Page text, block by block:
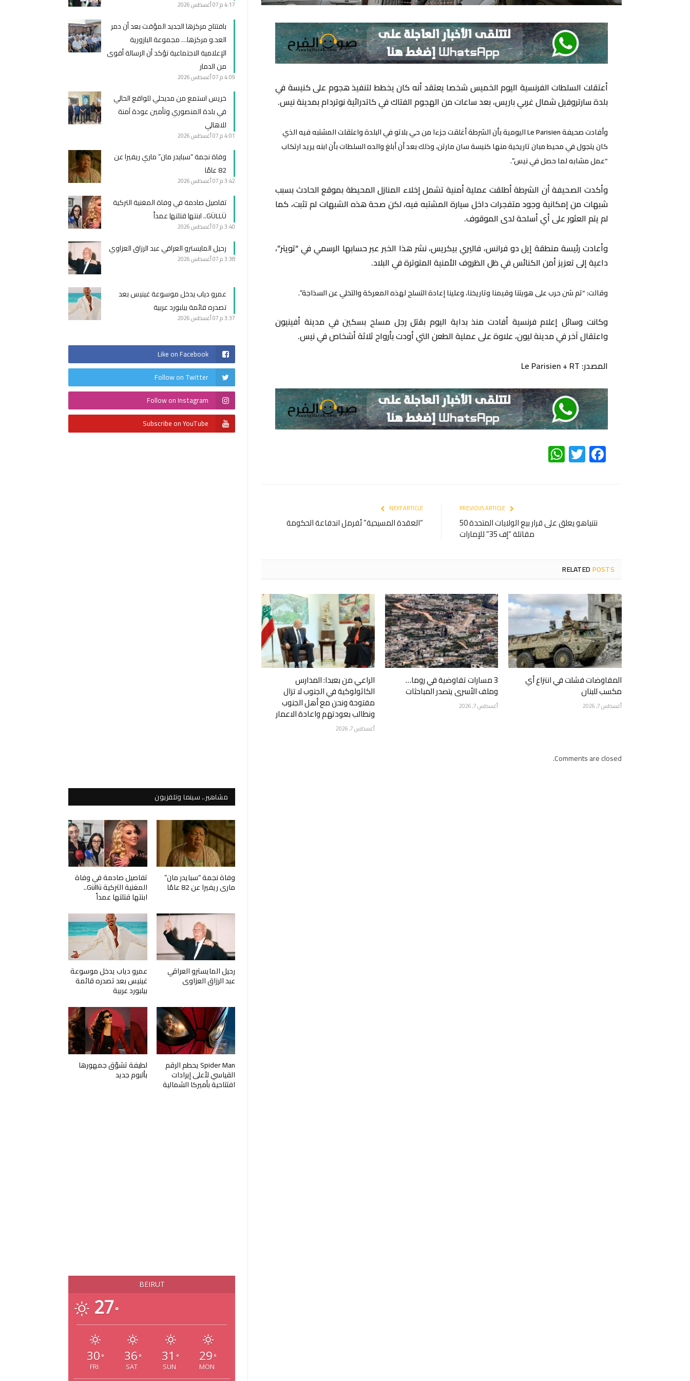
أعتقلت السلطات الفرنسية اليوم الخميس شخصا يعتقد أنه كان يخطط لتنفيذ هجوم على كنيسة في
بلدة سارتروفيل شمال غربي باريس، بعد ساعات من الهجوم الفتاك في كاتدرائية نوتردام بمدينة نيس.
وأفادت صحيفة Le Parisien اليومية بأن الشرطة أغلقت جزءا من حي بلاتو في البلدة واعتقلت المشتبه فيه الذي
كان يتجول في محيط مبان تاريخية منها كنيسة سان مارتن، وذلك بعد أن أبلغ والده السلطات بأن ابنه يريد ارتكاب
“عمل مشابه لما حصل في نيس”.
وأكدت الصحيفة أن الشرطة أطلقت عملية أمنية تشمل إخلاء المنازل المحيطة بموقع الحادث بسبب
شبهات من إمكانية وجود متفجرات داخل سيارة المشتبه فيه، لكن صحة هذه الشبهات لم تثبت، كما
لم يتم العثور على أي أسلحة لدى الموقوف.
وأعادت رئيسة منطقة إيل دو فرانس، فاليري بيكريس، نشر هذا الخبر عبر حسابها الرسمي في “تويتر”،
داعية إلى تعزيز أمن الكنائس في ظل الظروف الأمنية المتوترة في البلاد.
وقالت: “تم شن حرب على هويتنا وقيمنا وتاريخنا، وعلينا إعادة التسلح لهذه المعركة والتخلي عن السذاجة”.
وكانت وسائل إعلام فرنسية أفادت منذ بداية اليوم بقتل رجل مسلح بسكين في مدينة أفينيون
واعتقال آخر في مدينة ليون، علاوة على عملية الطعن التي أودت بأرواح ثلاثة أشخاص في نيس.
المصدر: Le Parisien + RT
Facebook
Twitter
نتنياهو يعلق على قرار بيع الولايات المتحدة 50
مقاتلة “إف 35” للإمارات
NEXT ARTICLE
“العقدة المسيحية” تُفرمل اندفاعة الحكومة
RELATEDPOSTS
المفاوضات فشلت في انتزاع أي
مكسب للبنان
أغسطس 7, 2026
3 مسارات تفاوضية في روما…
وملف الأسرى يتصدر المباحثات
أغسطس 7, 2026
الراعي من بعبدا: المدارس
الكاثولوكية في الجنوب لا تزال
مفتوحة ونحن مع أهل الجنوب
ونطالب بعودتهم واعادة الاعمار
أغسطس 7, 2026
Comments are closed.
4:17 م 07 أغسطس 2026
بافتتاح مركزها الجديد المؤقت بعد أن دمر
العد.و مركزها… مجموعة البازورية
الإعلامية الاجتماعية تؤكد أن الرسالة أقوى
من الدمار
4:09 م 07 أغسطس 2026
خريس استمع من مديحلي للواقع الحالي
في بلدة المنصوري وتأمين عودة آمنة
للاهالي
4:01 م 07 أغسطس 2026
وفاة نجمة “سبايدر مان” ماري ريفيرا عن
82 عامًا
3:42 م 07 أغسطس 2026
تفاصيل صادمة في وفاة المغنية التركية
GÜLLÜ.. ابنتها قتلتها عمداً
3:40 م 07 أغسطس 2026
رحيل المايسترو العراقي عبد الرزاق العزاوي
3:38 م 07 أغسطس 2026
عمرو دياب يدخل موسوعة غينيس بعد
تصدره قائمة بيلبورد عربية
3:37 م 07 أغسطس 2026
Like on Facebook
Follow on Twitter
Follow on Instagram
Subscribe on YouTube
مشاهير.. سينما وتلفزيون
وفاة نجمة “سبايدر مان”
ماري ريفيرا عن 82 عامًا
تفاصيل صادمة في وفاة
المغنية التركية Güllü..
ابنتها قتلتها عمداً
رحيل المايسترو العراقي
عبد الرزاق العزاوي
عمرو دياب يدخل موسوعة
غينيس بعد تصدره قائمة
بيلبورد عربية
Spider Man يحطم الرقم
القياسي لأعلى إيرادات
افتتاحية بأميركا الشمالية
لطيفة تشوّق جمهورها
بألبوم جديد
BEIRUT
27°
30 °
FRI
36 °
SAT
31 °
SUN
29 °
MON